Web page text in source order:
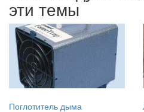
эти темы
Поглотитель дыма